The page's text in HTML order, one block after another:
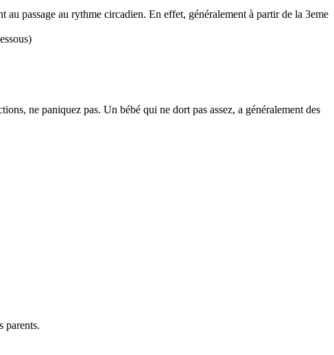
au passage au rythme circadien. En effet, généralement à partir de la 3eme
ne paniquez pas. Un bébé qui ne dort pas assez, a généralement des
parents.